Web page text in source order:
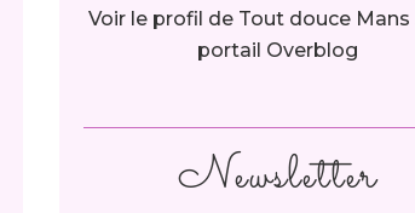
Newsletter
Voir le profil de Tout douce Mans
portail Overblog